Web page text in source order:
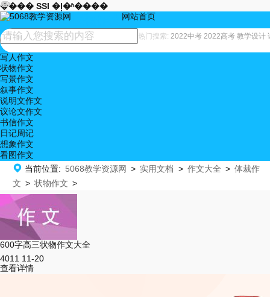
���� SSI �ļ�ʱ����
热门搜索: 2022中考 2022高考 教学设计
网站首页
写人作文
状物作文
写景作文
叙事作文
说明文作文
议论文作文
书信作文
日记周记
想象作文
看图作文
 当前位置: 5068教学资源网 > 实用文档 > 作文大全 > 体裁作
文 > 状物作文 >
600字高三状物作文大全

4011

11-20
查看详情







